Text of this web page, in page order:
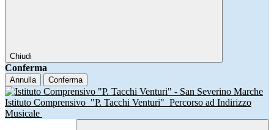
Chiudi
Conferma
Annulla Conferma
Istituto Comprensivo "P. Tacchi Venturi" Percorso ad Indirizzo
Musicale